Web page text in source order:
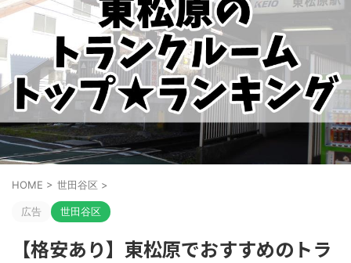
HOME > 世田谷区 >
広告 世田谷区
【格安あり】東松原でおすすめのトラ